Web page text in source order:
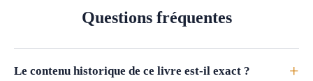
Questions fréquentes
Le contenu historique de ce livre est-il exact ? +